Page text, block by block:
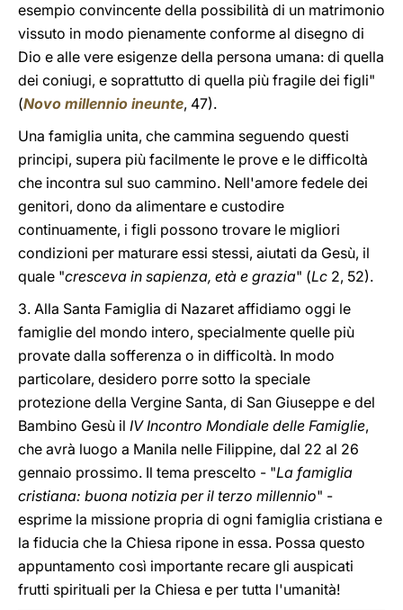
esempio convincente della possibilità di un matrimonio
vissuto in modo pienamente conforme al disegno di
Dio e alle vere esigenze della persona umana: di quella
dei coniugi, e soprattutto di quella più fragile dei figli"
(Novo millennio ineunte, 47).
Una famiglia unita, che cammina seguendo questi
principi, supera più facilmente le prove e le difficoltà
che incontra sul suo cammino. Nell'amore fedele dei
genitori, dono da alimentare e custodire
continuamente, i figli possono trovare le migliori
condizioni per maturare essi stessi, aiutati da Gesù, il
quale "cresceva in sapienza, età e grazia" (Lc 2, 52).
3. Alla Santa Famiglia di Nazaret affidiamo oggi le
famiglie del mondo intero, specialmente quelle più
provate dalla sofferenza o in difficoltà. In modo
particolare, desidero porre sotto la speciale
protezione della Vergine Santa, di San Giuseppe e del
Bambino Gesù il IV Incontro Mondiale delle Famiglie,
che avrà luogo a Manila nelle Filippine, dal 22 al 26
gennaio prossimo. Il tema prescelto - "La famiglia
cristiana: buona notizia per il terzo millennio" -
esprime la missione propria di ogni famiglia cristiana e
la fiducia che la Chiesa ripone in essa. Possa questo
appuntamento così importante recare gli auspicati
frutti spirituali per la Chiesa e per tutta l'umanità!